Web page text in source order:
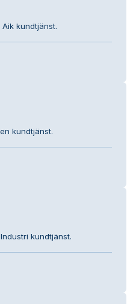
kundtjänst.
kundtjänst.
kundtjänst.